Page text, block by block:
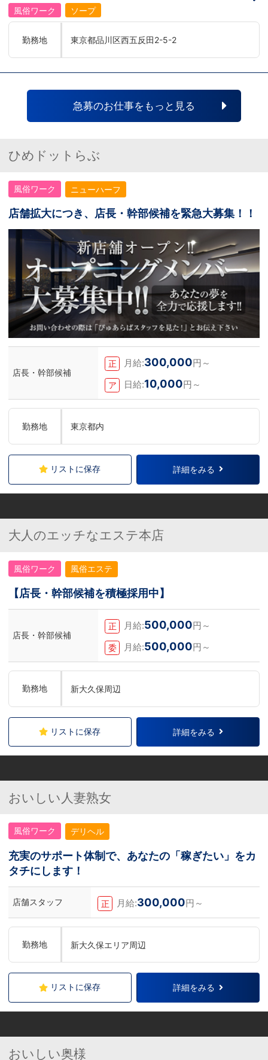
いる会社です。そのため、誰もが安心して
入社・勤務のできる環境なのです。それで
ャルサイトをご覧下さい。
【https://happiness-group.biz/】※お手
数ですがコピー＆ペーストしてURLを開い
他社と比較検討中など。そのような時は1
もしれません。アナタからのご連絡お待ち
しております。
ます！！』つまり…【店長/幹部】の空き
枠があるってことです。実際に働いてみ
職者になれない(´;ω;｀)なんて経験はあり
ませんか？？当グループは年功序列ではな
く実力主義です。頑張り次第でいくらでも
のある方には必要な席をしっかりご用意で
入社後、最短で8ヶ月で店長になった先輩
もいます。その先輩のあとにアナタも続き
ませんか！？勿論、男性だけではなく女性
も活躍中。ハピネスグループ初の女性店長
企業様に引けを取らない体制で取り組んで
いる会社です。そのため、誰もが安心して
もまだ不安だな…と思う方は是非オフィシ
ャルサイトをご覧下さい。
【https://happiness-group.biz/】※お手
数ですがコピー＆ペーストしてURLを開い
ていただければです。応募に迷ってる方や
他社と比較検討中など。そのような時は1
回サイトを見ていただければ何か変わるか
もしれません。アナタからのご連絡お待ち
しております。＜お給料に関して＞月収
500,000円スタート+交通費、家族手当、
禁煙手当、社訓手当、昇給昇格は随時実
施、賞与年4回。最短８カ月で店長昇格の
実績あり。＜待遇＞社会保険、厚生年金、
雇用保険、労災、は入社初日から加入有給
休暇付与、社員旅行やオーダースーツの福
利厚生あり学歴・経歴・資格・年齢・性別
は一切不問。あなたの『これから』に先行
やすいように日々考えて環境を整えていく
のが業務になります。特別な技能は要りま
せん。丁寧さ、誠実さ、笑顔、感謝の気持
ちがあればOKです。
風俗ワーク
ソープ
勤務地 東京都品川区西五反田2-5-2
急募のお仕事をもっと見る
ひめドットらぶ
風俗ワーク ニューハーフ
店舗拡大につき、店長・幹部候補を緊急大募集！！
店長・幹部候補
正 月給:300,000円～
ア 日給:10,000円～
勤務地 東京都内
リストに保存 詳細をみる
大人のエッチなエステ本店
風俗ワーク 風俗エステ
【店長・幹部候補を積極採用中】
店長・幹部候補
正 月給:500,000円～
委 月給:500,000円～
勤務地 新大久保周辺
リストに保存 詳細をみる
おいしい人妻熟女
風俗ワーク デリヘル
充実のサポート体制で、あなたの「稼ぎたい」をカ
タチにします！
店舗スタッフ 正 月給:300,000円～
勤務地 新大久保エリア周辺
リストに保存 詳細をみる
おいしい奥様